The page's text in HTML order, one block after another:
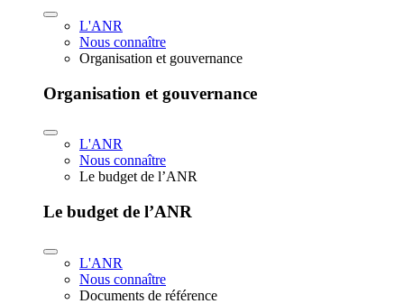
L'ANR
Nous connaître
Organisation et gouvernance
Organisation et gouvernance
L'ANR
Nous connaître
Le budget de l’ANR
Le budget de l’ANR
L'ANR
Nous connaître
Documents de référence